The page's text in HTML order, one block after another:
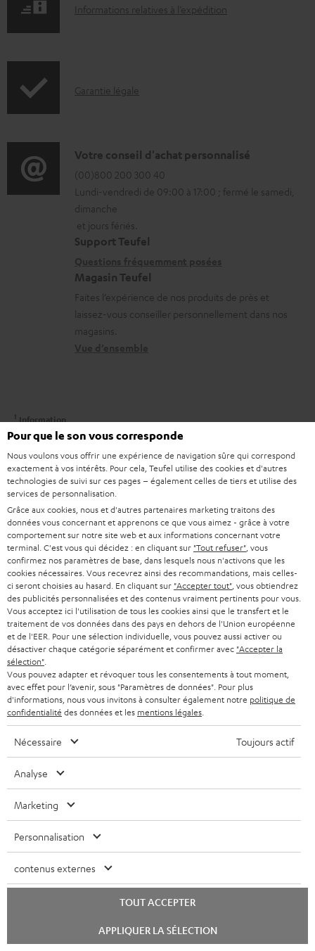
é
r
a
b
l
e
s
p
d
t
.
s
u
p
p
o
r
t
.
k
s
.
t
i
t
l
e
_
h
i
d
d
e
n
I
r
t
i
o
n
s
e
a
s
à
l
’
e
x
p
é
d
i
t
o
n
Informations relatives à l’expédition
I
o
r
m
a
t
o
n
s
t
i
v
e
s
à
l
a
g
a
r
n
t
i
e
Garantie légale
D
é
t
a
i
s
c
o
t
Votre conseil d'achat personnalisé
(00)800 200 300 40
Lundi-vendredi de 09:00 à 17:00 ; fermé le samedi,
dimanche
et jours fériés.
Support Teufel
Magasin Teufel
Faites l’expérience de nos produits de près et
laissez-vous conseiller personnellement dans nos
magasins.
1Information
En cas d’achat de ce produit seul un casque audio Teufel MOVE 2 gratuit
Teufel MOVE 2 sont impossibles. Les marchandises B-stock, les éditions
spéciales, les bons d’achat ne sont pas compris dans cette action.
Bons
En tant qu’élément gratuit les écouteurs Teufel MOVE 2 ne peuvent pas
être combinés avec un bon lors de la commande. Les bons ne sont pas
utilisables lorsque les Teufel MOVE 2 gratuits font partie de la commande.
Durée
Cette offre n’est valable que pour les commandes effectuées chez Teufel à
partir du 03.08.2026 à 00h00. Elle durera jusqu’à l’épuisement du stock de
Teufel MOVE 2 ou prendra fin au plus tard le 08.08.2026 à 23h59.
Retour
Les écouteurs Teufel MOVE 2 ont une valeur de vente de 29,99 €. Cette
offre est à considérer comme un tout. Les services proposés ne le sont
qu’ensemble. Une réalisation partielle du contrat (qui serait par exemple
réduite à l’utilisation des Teufel MOVE 2) est exclue.
Les produits obtenus gratuitement dans le cadre d’une offre spéciale ne
sont pas concernés par les garanties Teufel de de 2 ans.
Livraison
La livraison des Teufel MOVE 2 n’a pas nécessairement lieu en même
temps que celle du produit que ces écouteurs accompagnent.
8 semaines d'essai
Retours sans frais
chat
Pour que le son vous corresponde
Nous voulons vous offrir une expérience de navigation sûre qui correspond
exactement à vos intérêts. Pour cela, Teufel utilise des cookies et d'autres
technologies de suivi sur ces pages – également celles de tiers et utilise des
services de personnalisation.
Grâce aux cookies, nous et d'autres partenaires marketing traitons des
données vous concernant et apprenons ce que vous aimez - grâce à votre
comportement sur notre site web et aux informations concernant votre
terminal. C'est vous qui décidez : en cliquant sur "Tout refuser" , vous
confirmez nos paramètres de base, dans lesquels nous n'activons que les
cookies nécessaires. Vous recevrez ainsi des recommandations, mais celles-
ci seront choisies au hasard. En cliquant sur "Accepter tout" , vous obtiendrez
des publicités personnalisées et des contenus vraiment pertinents pour vous.
Vous acceptez ici l'utilisation de tous les cookies ainsi que le transfert et le
traitement de vos données dans des pays en dehors de l'Union européenne
et de l'EER. Pour une sélection individuelle, vous pouvez aussi activer ou
désactiver chaque catégorie séparément et confirmer avec "Accepter la
sélection"
Vous pouvez adapter et révoquer tous les consentements à tout moment,
avec effet pour l’avenir, sous "Paramètres de données". Pour plus
d'informations, nous vous invitons à consulter également notre politique de
confidentialité des données et les mentions légales
Nécessaire Toujours actif
Analyse
Marketing
Personnalisation
contenus externes
TOUT ACCEPTER
APPLIQUER LA SÉLECTION